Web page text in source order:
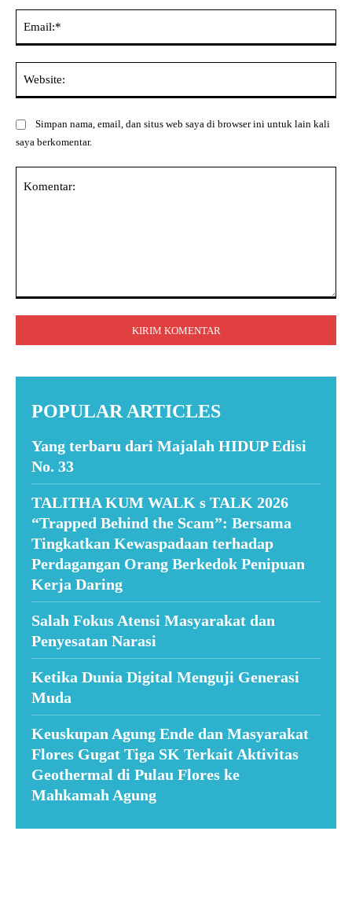
Simpan nama, email, dan situs web saya di browser ini untuk lain kali
saya berkomentar.
POPULAR ARTICLES
Yang terbaru dari Majalah HIDUP Edisi
No. 33
TALITHA KUM WALK s TALK 2026
“Trapped Behind the Scam”: Bersama
Tingkatkan Kewaspadaan terhadap
Perdagangan Orang Berkedok Penipuan
Kerja Daring
Salah Fokus Atensi Masyarakat dan
Penyesatan Narasi
Ketika Dunia Digital Menguji Generasi
Muda
Keuskupan Agung Ende dan Masyarakat
Flores Gugat Tiga SK Terkait Aktivitas
Geothermal di Pulau Flores ke
Mahkamah Agung